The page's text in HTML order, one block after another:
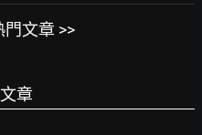
文章 >>
章